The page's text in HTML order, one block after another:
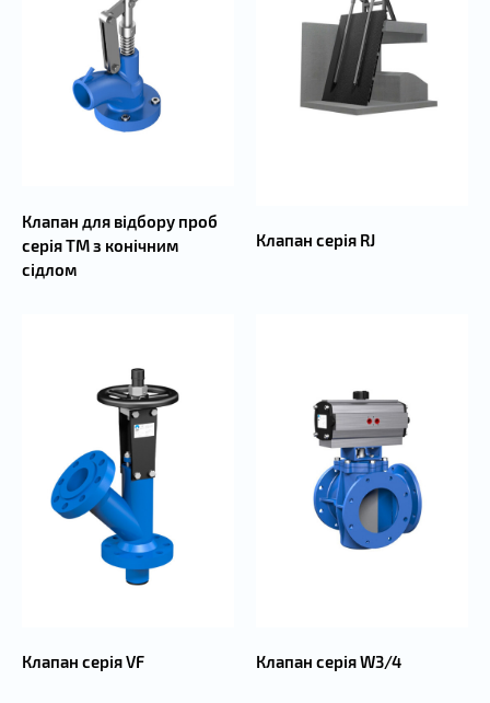
Клапан для відбору проб
серія TM з конічним
сідлом
Клапан серія RJ
Клапан серія VF Клапан серія W3/4